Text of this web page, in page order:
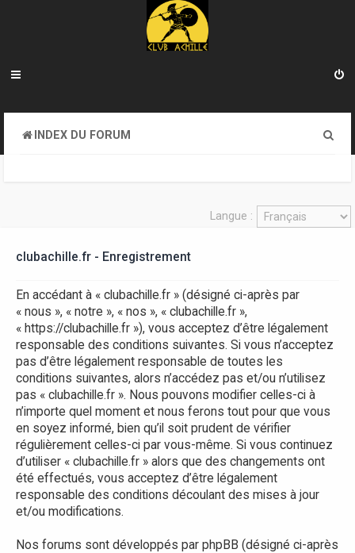
INDEX DU FORUM
h
Langue :
clubachille.fr - Enregistrement
En accédant à « clubachille.fr » (désigné ci-après par
« nous », « notre », « nos », « clubachille.fr »,
« https://clubachille.fr »), vous acceptez d’être légalement
responsable des conditions suivantes. Si vous n’acceptez
pas d’être légalement responsable de toutes les
conditions suivantes, alors n’accédez pas et/ou n’utilisez
pas « clubachille.fr ». Nous pouvons modifier celles-ci à
n’importe quel moment et nous ferons tout pour que vous
en soyez informé, bien qu’il soit prudent de vérifier
régulièrement celles-ci par vous-même. Si vous continuez
d’utiliser « clubachille.fr » alors que des changements ont
été effectués, vous acceptez d’être légalement
responsable des conditions découlant des mises à jour
et/ou modifications.
Nos forums sont développés par phpBB (désigné ci-après